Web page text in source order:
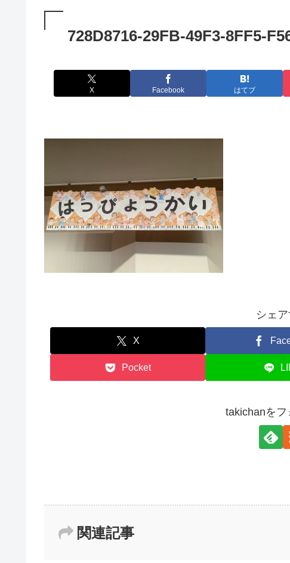
728D8716-29FB-49F3-8FF5-
X Facebook はてブ
シェ
X
Pocket
takichanをフ
関連記事